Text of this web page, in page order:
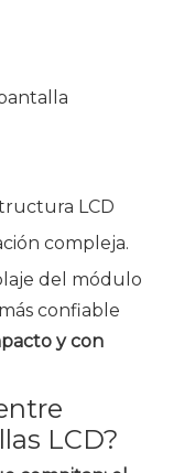
LCD
compleja.
del módulo
confiable
y con
LCD?